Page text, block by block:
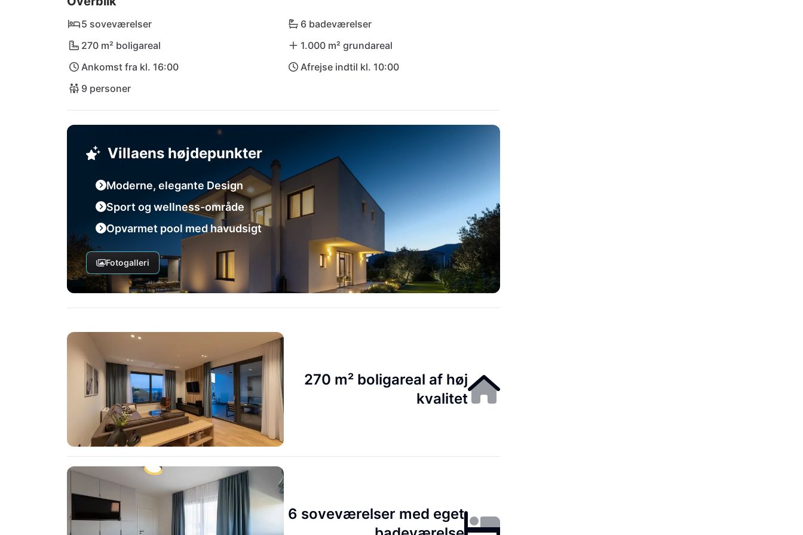
Udforsk den nærliggende by Trogir eller nationalparken Krka - alt er nemt at nå for
uforglemmelige dage under den middelhavske sol!
5 soveværelser
6 badeværelser
270 m² boligareal
1.000 m² grundareal
Ankomst fra kl. 16:00
Afrejse indtil kl. 10:00
9 personer
Villaens højdepunkter
Moderne, elegante Design
Sport og wellness-område
Opvarmet pool med havudsigt
Fotogalleri
270 m² boligareal af høj
kvalitet
6 soveværelser med eget